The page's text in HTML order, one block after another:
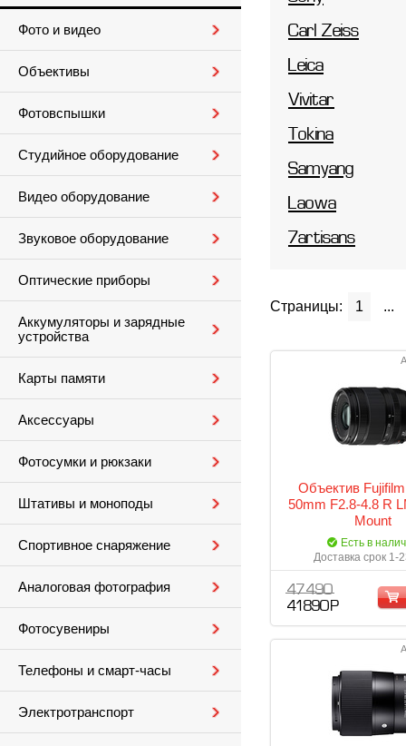
Фото и видео
Объективы
Фотовспышки
Студийное оборудование
Видео оборудование
Звуковое оборудование
Оптические приборы
Аккумуляторы и зарядные
устройства
Карты памяти
Аксессуары
Фотосумки и рюкзаки
Штативы и моноподы
Спортивное снаряжение
Аналоговая фотография
Фотосувениры
Телефоны и смарт-часы
Электротранспорт
Carl Zeiss
Leica
Vivitar
Tokina
Samyang
Laowa
7artisans
Страницы: 1 ...
Объектив
50mm F2.8-4.8 R
Mount
Есть в
Доставка срок 1-
47 490
41 890 Р